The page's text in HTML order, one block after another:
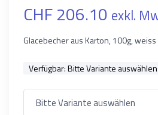
CHF 206.10 exkl.
Glacebecher aus Karton, 100g, weiss
Verfügbar:Bitte Variante auswählen